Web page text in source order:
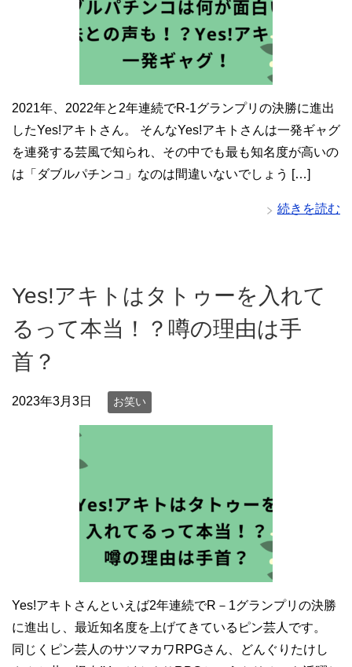
2021年、2022年と2年連続でR-1グランプリの決勝に進出
したYes!アキトさん。 そんなYes!アキトさんは一発ギャグ
を連発する芸風で知られ、その中でも最も知名度が高いの
は「ダブルパチンコ」なのは間違いないでしょう […]
続きを読む
Yes!アキトはタトゥーを入れて
るって本当！？噂の理由は手
首？
2023年3月3日 お笑い
Yes!アキトさんといえば2年連続でR－1グランプリの決勝
に進出し、最近知名度を上げてきているピン芸人です。
同じくピン芸人のサツマカワRPGさん、どんぐりたけし